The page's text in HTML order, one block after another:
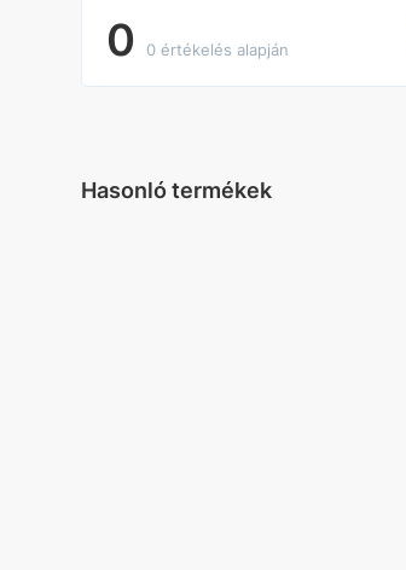
0 0 értékelés alapján
Hasonló termékek